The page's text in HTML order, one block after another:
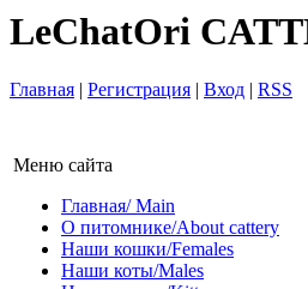
LeChatOri
Главная | Регистрация | Вход | RSS
Меню сайта
Главная/ Main
О питомнике/About cattery
Наши кошки/Females
Наши коты/Males